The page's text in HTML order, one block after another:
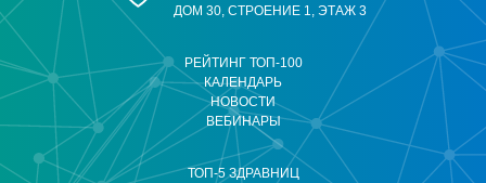
РЕЙТИНГ ТОП-100
КАЛЕНДАРЬ
НОВОСТИ
ВЕБИНАРЫ
ТОП-5 ЗДРАВНИЦ
ДОМ 30, СТРОЕНИЕ 1, ЭТАЖ 3